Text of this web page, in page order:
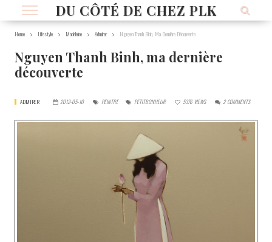
DU CÔTÉ DE CHEZ PLK
Home Lifestyle Madeleine Admirer Nguyen Thanh Binh, Ma Dernière Découverte
Nguyen Thanh Binh, ma dernière
découverte
ADMIRER 2012-05-10 PEINTRE PETITBONHEUR 5376 VIEWS 2 COMMENTS